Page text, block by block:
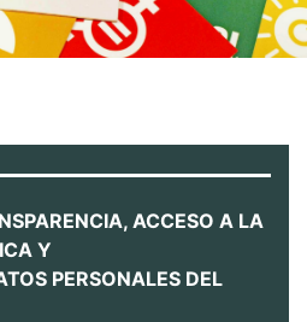
ACCESO A LA
Y
PERSONALES DEL